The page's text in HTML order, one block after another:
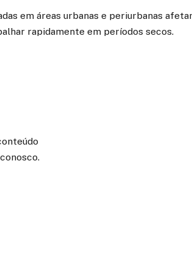
em áreas urbanas e periurbanas
rapidamente em períodos secos.